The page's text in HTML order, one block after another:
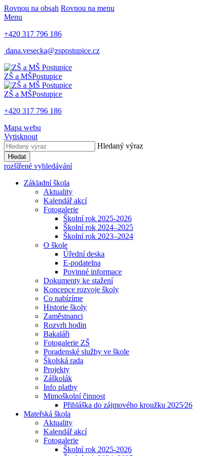
Rovnou na obsah Rovnou na menu
Menu
+420 317 796 186
dana.vesecka@zspostupice.cz
ZŠ a MŠPostupice
ZŠ a MŠPostupice
+420 317 796 186
Mapa webu
Vytisknout
Hledaný výraz
Hledat
rozšířené vyhledávání
Základní škola
Aktuality
Kalendář akcí
Fotogalerie
Školní rok 2025-2026
Školní rok 2024–2025
Školní rok 2023–2024
O škole
Úřední deska
E-podatelna
Povinné informace
Dokumenty ke stažení
Koncepce rozvoje školy
Co nabízíme
Historie školy
Zaměstnanci
Rozvrh hodin
Bakaláři
Fotogalerie ZŠ
Poradenské služby ve škole
Školská rada
Projekty
Záškolák
Info platby
Mimoškolní činnost
Přihláška do zájmového kroužku 2025⁄26
Mateřská škola
Aktuality
Kalendář akcí
Fotogalerie
Školní rok 2025-2026